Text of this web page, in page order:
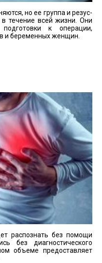
но ее группа и резус-
течение всей жизни. Они
к операции,
и беременных женщин.
распознать без помощи
без диагностического
объеме предоставляет